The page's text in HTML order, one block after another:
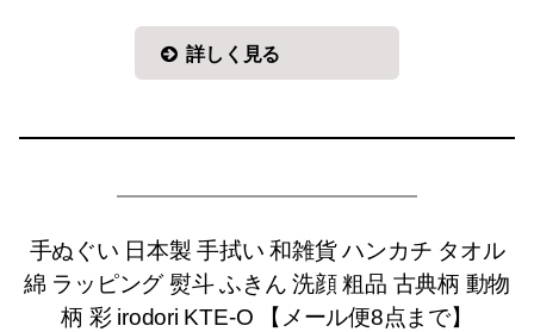
詳しく見る
手ぬぐい 日本製 手拭い 和雑貨 ハンカチ タオル
綿 ラッピング 熨斗 ふきん 洗顔 粗品 古典柄 動物
柄 彩 irodori KTE-O 【メール便8点まで】